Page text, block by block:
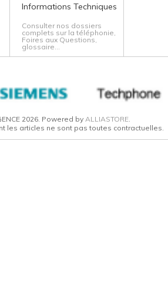
Informations Techniques
Consulter nos dossiers
complets sur la téléphonie,
Foires aux Questions,
glossaire...
2026. Powered by ALLIASTORE.
les articles ne sont pas toutes contractuelles.